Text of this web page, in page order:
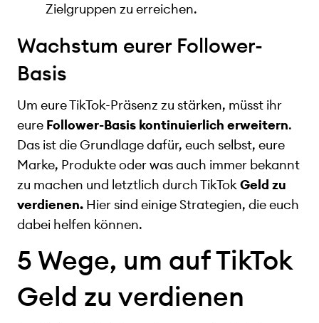
Zielgruppen zu erreichen.
Wachstum eurer Follower-
Basis
Um eure TikTok-Präsenz zu stärken, müsst ihr
eure Follower-Basis kontinuierlich erweitern.
Das ist die Grundlage dafür, euch selbst, eure
Marke, Produkte oder was auch immer bekannt
zu machen und letztlich durch TikTokGeld zu
verdienen. Hier sind einige Strategien, die euch
dabei helfen können.
5 Wege, um auf TikTok
Geld zu verdienen